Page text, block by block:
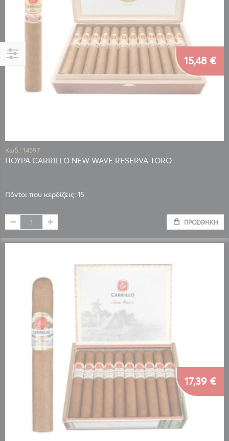
Κωδ.: 14597
ΠΟΥΡΑ CARRILLO NEW WAVE RESERVA TORO
Πόντοι που κερδίζεις: 15
15,48 €
ΠΡΟΣΘΉΚΗ
17,39 €
Αγορά